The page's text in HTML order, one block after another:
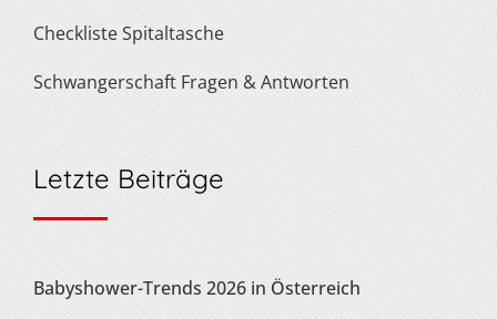
Checkliste Spitaltasche
Schwangerschaft Fragen & Antworten
Letzte Beiträge
Babyshower-Trends 2026 in Österreich